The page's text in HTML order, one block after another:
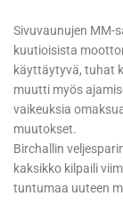
Sivuvaunujen MM-
kuutioisista
käyttäytyvä, tuhat
muutti myös
vaikeuksia
muutokset.
Birchallin
kaksikko kilpaili
tuntumaa uuteen